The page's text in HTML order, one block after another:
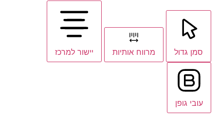
סמן גדול מרווח אותיות יישור למרכז
עובי גופן